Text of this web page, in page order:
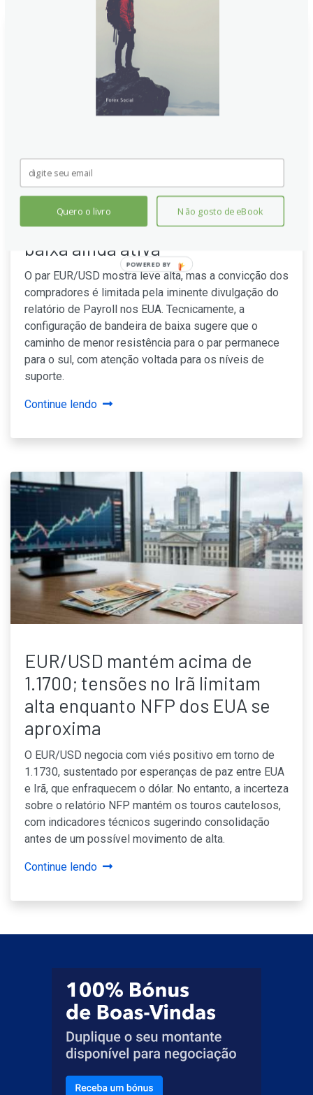
Previsão EUR/USD: Aproxima-
se de 1.1400 com bandeira de
baixa ainda ativa
O par EUR/USD mostra leve alta, mas a convicção dos
compradores é limitada pela iminente divulgação do
relatório de Payroll nos EUA. Tecnicamente, a
configuração de bandeira de baixa sugere que o
caminho de menor resistência para o par permanece
para o sul, com atenção voltada para os níveis de
suporte.
Continue lendo
EUR/USD mantém acima de
1.1700; tensões no Irã limitam
alta enquanto NFP dos EUA se
aproxima
O EUR/USD negocia com viés positivo em torno de
1.1730, sustentado por esperanças de paz entre EUA
e Irã, que enfraquecem o dólar. No entanto, a incerteza
sobre o relatório NFP mantém os touros cautelosos,
com indicadores técnicos sugerindo consolidação
antes de um possível movimento de alta.
Continue lendo
Quero o livro Não gosto de eBook
POWERED
BY